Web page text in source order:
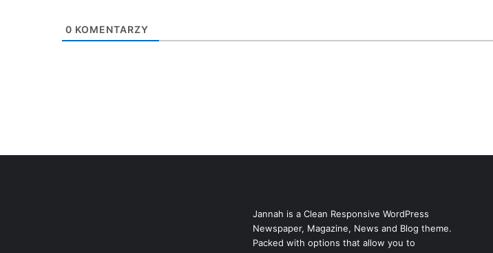
0 KOMENTARZY
Jannah is a Clean Responsive WordPress
Newspaper, Magazine, News and Blog theme.
Packed with options that allow you to